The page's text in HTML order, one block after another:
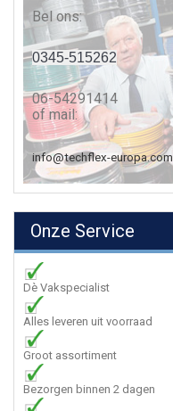
Bel ons:
0345-515262
06-54291414
of mail:
info@techflex-europa.com
Onze Service
Dè Vakspecialist
Alles leveren uit voorraad
Groot assortiment
Bezorgen binnen 2 dagen